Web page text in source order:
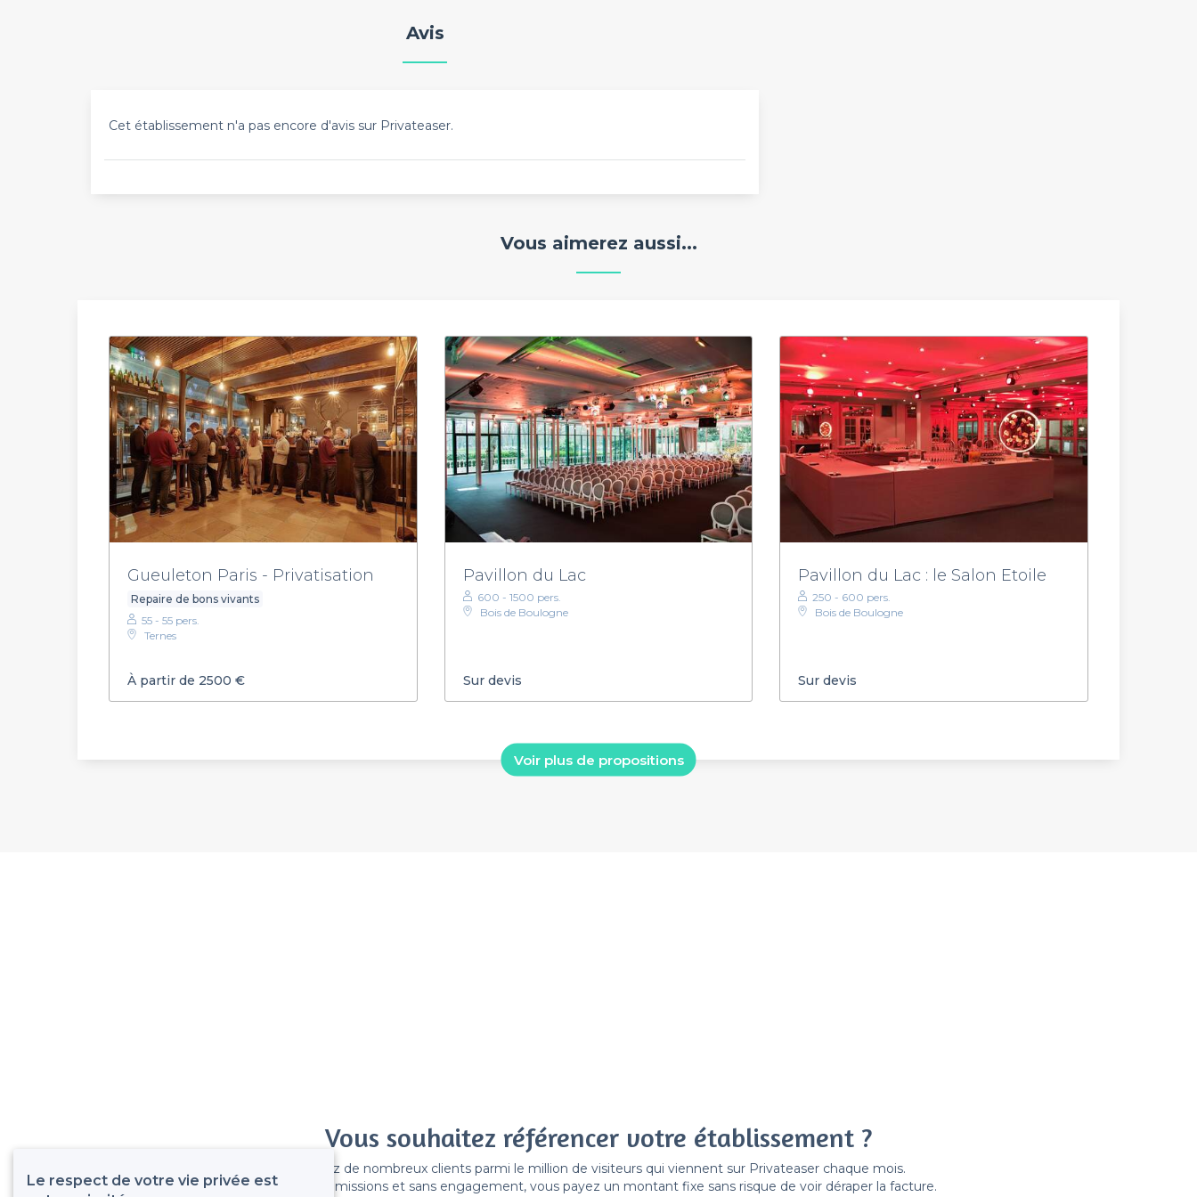
Avis
Cet établissement n'a pas encore d'avis sur Privateaser.
Vous aimerez aussi...
Gueuleton Paris - Privatisation
Repaire de bons vivants
55 - 55 pers.
Ternes
À partir de 2500 €
Pavillon du Lac
600 - 1500 pers.
Bois de Boulogne
Sur devis
Pavillon du Lac : le Salon Etoile
250 - 600 pers.
Bois de Boulogne
Sur devis
Voir plus de propositions
Vous souhaitez référencer votre établissement ?
Gagnez de nombreux clients parmi le million de visiteurs qui viennent sur Privateaser chaque mois.
Pas de commissions et sans engagement, vous payez un montant fixe sans risque de voir déraper la facture.
Le respect de votre vie privée est